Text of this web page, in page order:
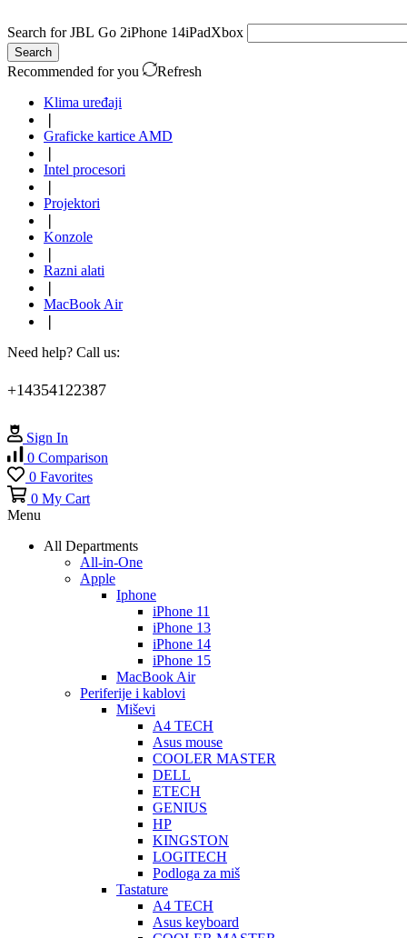
Search forJBL Go 2iPhone 14iPadXbox
Search
Recommended for you
Refresh
Klima uređaji
Graficke kartice AMD
Intel procesori
Projektori
Konzole
Razni alati
MacBook Air
Need help? Call us:
+14354122387
Sign In
0 Comparison
0 Favorites
0 My Cart
Menu
All Departments
All-in-One
Apple
Iphone
iPhone 11
iPhone 13
iPhone 14
iPhone 15
MacBook Air
Periferije i kablovi
Miševi
A4 TECH
Asus mouse
COOLER MASTER
DELL
ETECH
GENIUS
HP
KINGSTON
LOGITECH
Podloga za miš
Tastature
A4 TECH
Asus keyboard